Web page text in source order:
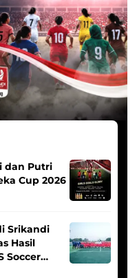
dan Putri
Cup 2026
Srikandi
Hasil
Soccer